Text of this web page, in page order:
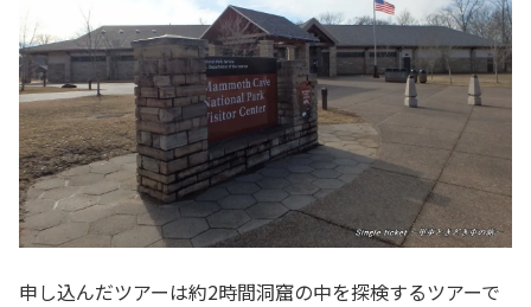
申し込んだツアーは約2時間洞窟の中を探検するツアーで